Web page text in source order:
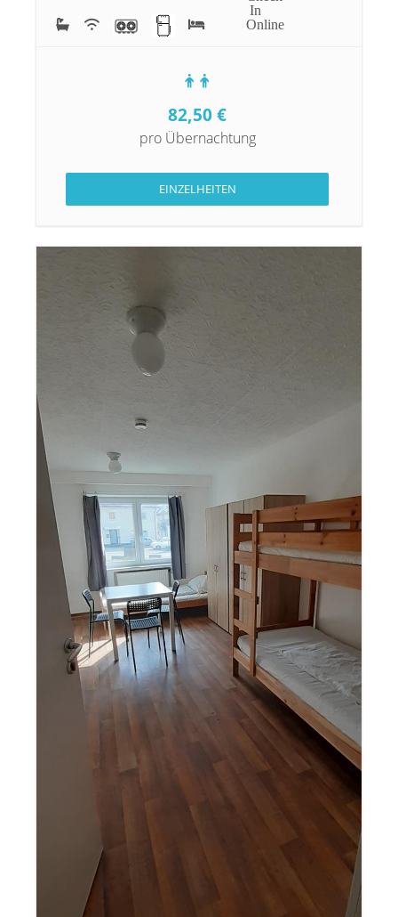
In
Online
82,50€
pro Übernachtung
EINZELHEITEN